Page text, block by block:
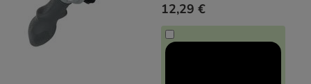
12,29 €